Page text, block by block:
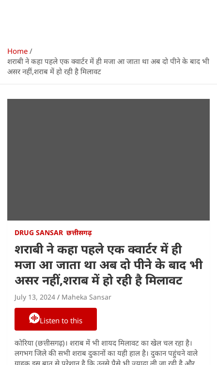
Home
शराबी ने कहा पहले एक क्वार्टर में ही मजा आ जाता था अब दो पीने के बाद भी
असर नहीं,शराब में हो रही है मिलावट
DRUG SANSAR छत्तीसगढ़
शराबी ने कहा पहले एक क्वार्टर में ही
मजा आ जाता था अब दो पीने के बाद भी
असर नहीं,शराब में हो रही है मिलावट
July 13, 2024 Maheka Sansar
Listen to this
कोरिया (छत्तीसगढ़)। शराब में भी शायद मिलावट का खेल चल रहा है।
लगभग जिले की सभी शराब दुकानों का यही हाल है। दुकान पहुंचने वाले
ग्राहक इस बात से परेशान है कि उनसे पैसे भी ज्यादा ली जा रही है और